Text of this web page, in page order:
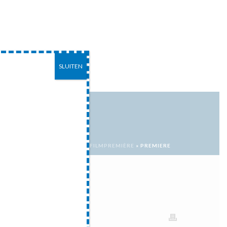
CONTACT
FILMPREMIÈRE » PREMIERE
SLUITEN